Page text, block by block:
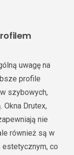
uwagę na
profile
szybowych,
Drutex,
nie
również są w
co